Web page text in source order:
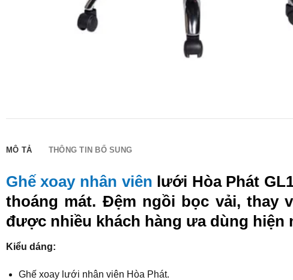
MÔ TẢ THÔNG TIN BỔ SUNG
Ghế xoay nhân viên lưới Hòa Phát
thoáng mát. Đệm ngồi bọc vải, thay
được nhiều khách hàng ưa dùng hiện
Kiểu dáng:
Ghế xoay lưới nhân viên Hòa Phát.